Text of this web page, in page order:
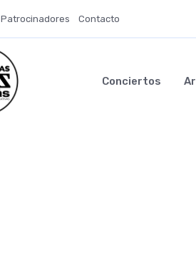
Patrocinadores Contacto
Conciertos